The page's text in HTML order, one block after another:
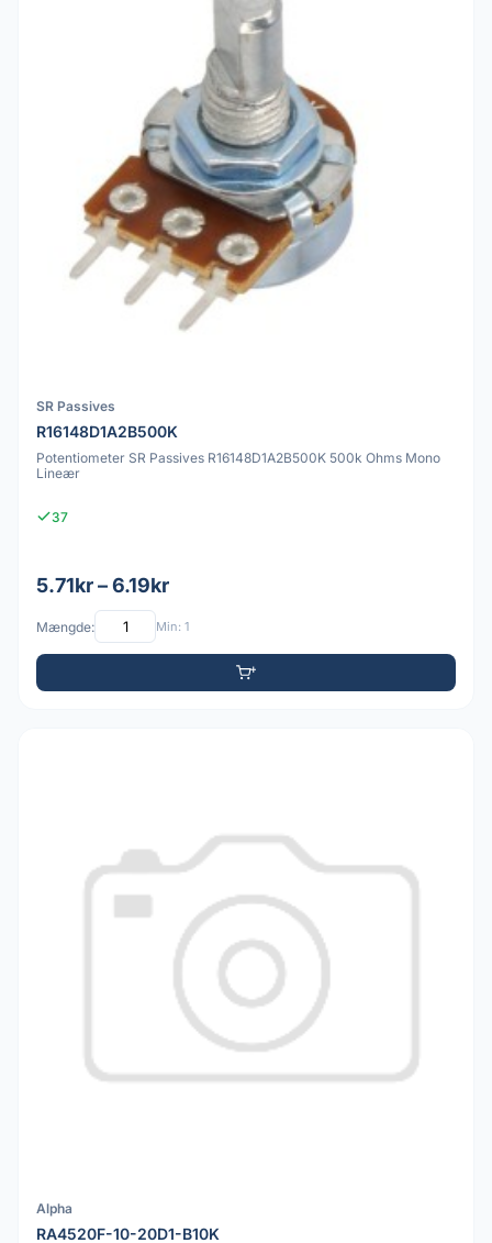
SR Passives
R16148D1A2B500K
Potentiometer SR Passives R16148D1A2B500K 500k Ohms Mono
Lineær
37
5.71kr – 6.19kr
Mængde: Min: 1
Alpha
RA4520F-10-20D1-B10K